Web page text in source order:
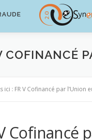
COFINANCÉ
ici : FR V Cofinancé par l’Union
Cofinancé